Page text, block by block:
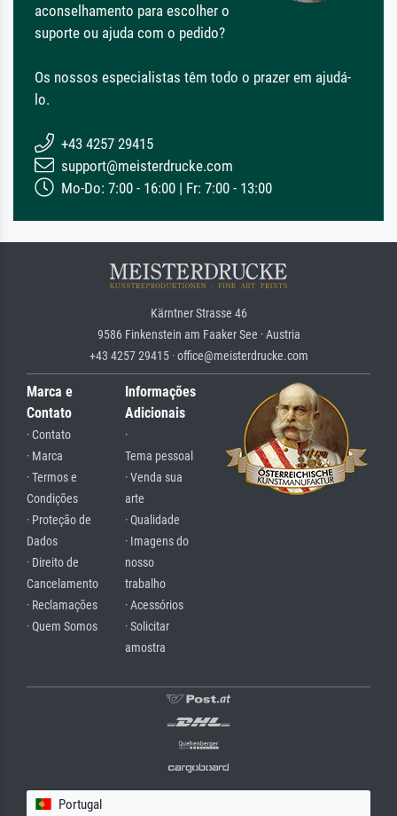
aconselhamento para escolher o
suporte ou ajuda com o pedido?
Os nossos especialistas têm todo o prazer em ajudá-
lo.
+43 4257 29415
support@meisterdrucke.com
Mo-Do: 7:00 - 16:00 | Fr: 7:00 - 13:00
Kärntner Strasse 46
9586 Finkenstein am Faaker See · Austria
+43 4257 29415 · office@meisterdrucke.com
Marca e
Contato
· Contato
· Marca
· Termos e
Condições
· Proteção de
Dados
· Direito de
Cancelamento
· Reclamações
· Quem Somos
Informações
Adicionais
·
Tema pessoal
· Venda sua
arte
· Qualidade
· Imagens do
nosso
trabalho
· Acessórios
· Solicitar
amostra
Portugal